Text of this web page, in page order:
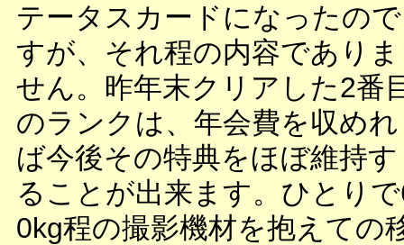
テータスカードになったので
すが、それ程の内容でありま
せん。昨年末クリアした2番
のランクは、年会費を収めれ
ば今後その特典をほぼ維持す
ることが出来ます。ひとり
0kg程の撮影機材を抱えての